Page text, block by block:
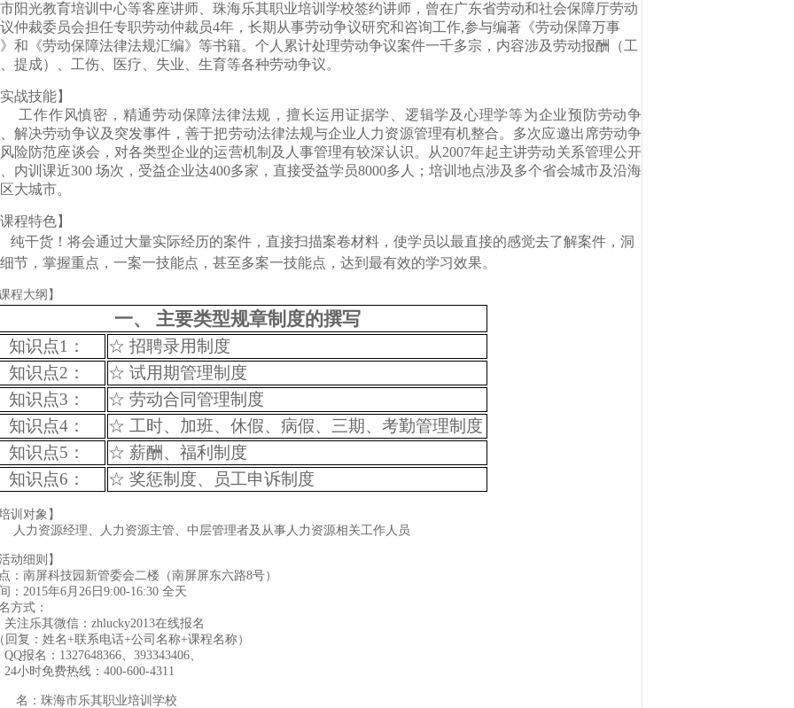
阳光教育培训中心等客座讲师、珠海乐其职业培训学校签约讲师，曾在广东省劳动和社会保障厅劳动
仲裁委员会担任专职劳动仲裁员4年，长期从事劳动争议研究和咨询工作,参与编著《劳动保障万事
和《劳动保障法律法规汇编》等书籍。个人累计处理劳动争议案件一千多宗，内容涉及劳动报酬（工
提成）、工伤、医疗、失业、生育等各种劳动争议。
实战技能】
工作作风慎密，精通劳动保障法律法规，擅长运用证据学、逻辑学及心理学等为企业预防劳动争
解决劳动争议及突发事件，善于把劳动法律法规与企业人力资源管理有机整合。多次应邀出席劳动争
险防范座谈会，对各类型企业的运营机制及人事管理有较深认识。从2007年起主讲劳动关系管理公开
内训课近300 场次，受益企业达400多家，直接受益学员8000多人；培训地点涉及多个省会城市及沿海
大城市。
课程特色】
干货！将会通过大量实际经历的案件，直接扫描案卷材料，使学员以最直接的感觉去了解案件，洞
节，掌握重点，一案一技能点，甚至多案一技能点，达到最有效的学习效果。
课程大纲】
一、 主要类型规章制度的撰写
知识点1： ☆ 招聘录用制度
知识点2： ☆ 试用期管理制度
知识点3： ☆ 劳动合同管理制度
知识点4： ☆ 工时、加班、休假、病假、三期、考勤管理制度
知识点5： ☆ 薪酬、福利制度
知识点6： ☆ 奖惩制度、员工申诉制度
培训对象】
人力资源经理、人力资源主管、中层管理者及从事人力资源相关工作人员
活动细则】
：南屏科技园新管委会二楼（南屏屏东六路8号）
：2015年6月26日9:00-16:30 全天
方式：
关注乐其微信：zhlucky2013在线报名
回复：姓名+联系电话+公司名称+课程名称）
QQ报名：1327648366、393343406、
24小时免费热线：400-600-4311
名：珠海市乐其职业培训学校